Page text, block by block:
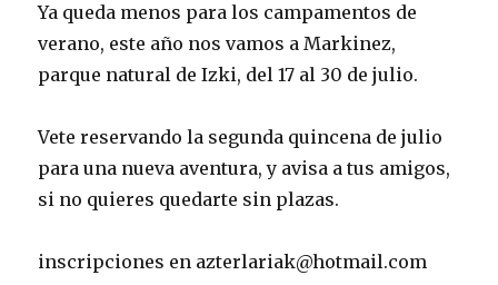
Ya queda menos para los campamentos de
verano, este año nos vamos a Markinez,
parque natural de Izki, del 17 al 30 de julio.
Vete reservando la segunda quincena de julio
para una nueva aventura, y avisa a tus amigos,
si no quieres quedarte sin plazas.
inscripciones en azterlariak@hotmail.com